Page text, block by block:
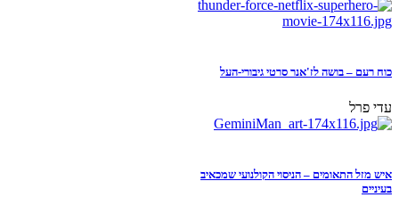
כוח רעם – בושה לז'אנר סרטי גיבורי-העל
עדי פרל
איש מזל התאומים – הניסוי הקולנועי שמכאיב
בעיניים